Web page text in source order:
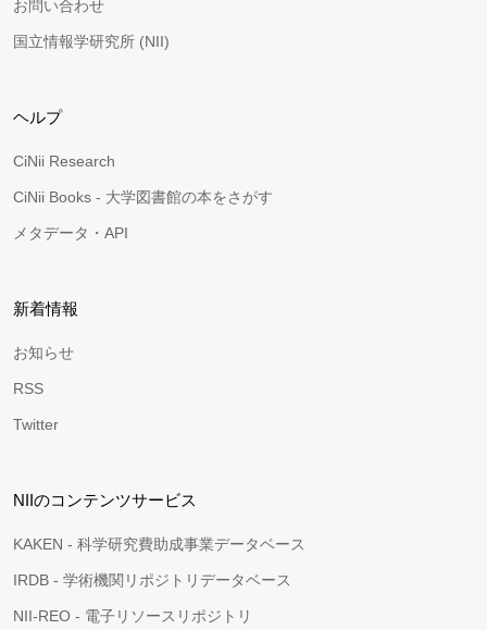
お問い合わせ
国立情報学研究所 (NII)
ヘルプ
CiNii Research
CiNii Books - 大学図書館の本をさがす
メタデータ・API
新着情報
お知らせ
RSS
Twitter
NIIのコンテンツサービス
KAKEN - 科学研究費助成事業データベース
IRDB - 学術機関リポジトリデータベース
NII-REO - 電子リソースリポジトリ